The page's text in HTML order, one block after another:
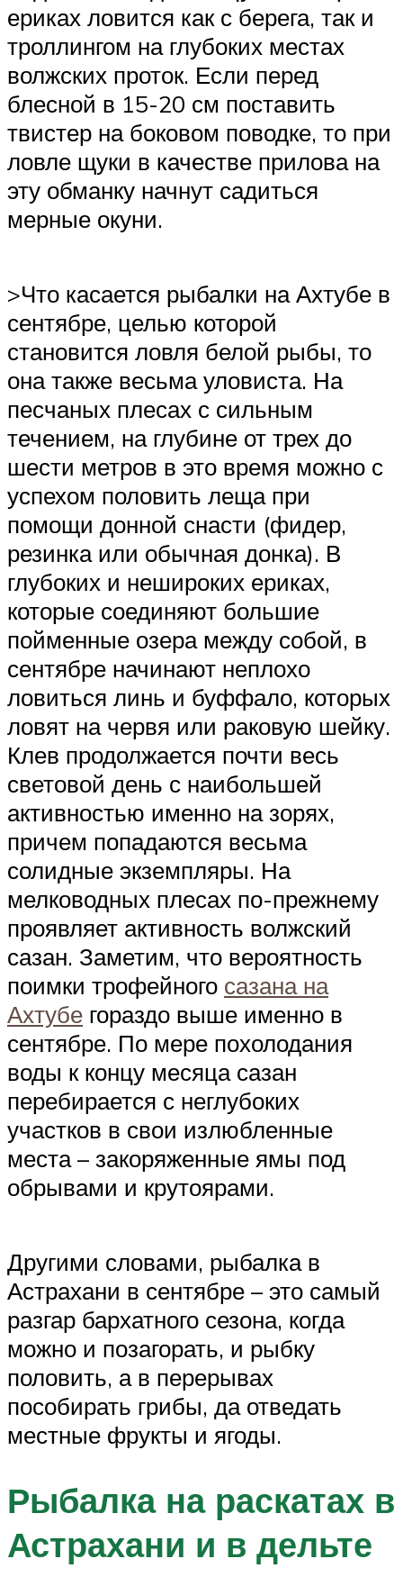
ериках ловится как с берега, так и
троллингом на глубоких местах
волжских проток. Если перед
блесной в 15-20 см поставить
твистер на боковом поводке, то при
ловле щуки в качестве прилова на
эту обманку начнут садиться
мерные окуни.
>Что касается рыбалки на Ахтубе в
сентябре, целью которой
становится ловля белой рыбы, то
она также весьма уловиста. На
песчаных плесах с сильным
течением, на глубине от трех до
шести метров в это время можно с
успехом половить леща при
помощи донной снасти (фидер,
резинка или обычная донка). В
глубоких и нешироких ериках,
которые соединяют большие
пойменные озера между собой, в
сентябре начинают неплохо
ловиться линь и буффало, которых
ловят на червя или раковую шейку.
Клев продолжается почти весь
световой день с наибольшей
активностью именно на зорях,
причем попадаются весьма
солидные экземпляры. На
мелководных плесах по-прежнему
проявляет активность волжский
сазан. Заметим, что вероятность
поимки трофейного сазана на
Ахтубе гораздо выше именно в
сентябре. По мере похолодания
воды к концу месяца сазан
перебирается с неглубоких
участков в свои излюбленные
места – закоряженные ямы под
обрывами и крутоярами.
Другими словами, рыбалка в
Астрахани в сентябре – это самый
разгар бархатного сезона, когда
можно и позагорать, и рыбку
половить, а в перерывах
пособирать грибы, да отведать
местные фрукты и ягоды.
Рыбалка на раскатах в
Астрахани и в дельте